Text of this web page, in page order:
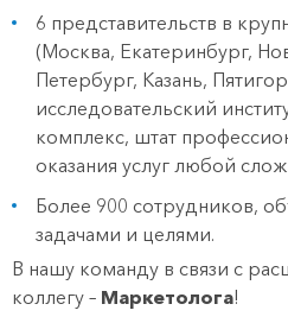
6 представительств в
(Москва, Екатеринбург,
Петербург, Казань,
исследовательский
комплекс, штат
оказания услуг любой
Более 900 сотрудников,
задачами и целями.
В нашу команду в связи с
коллегу – Маркетолога!